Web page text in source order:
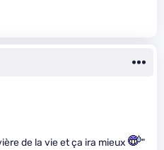
de la vie et ça ira mieux
"